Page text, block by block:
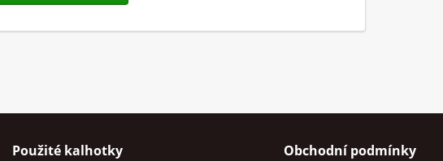
Použité kalhotky
Obchodní podmínky